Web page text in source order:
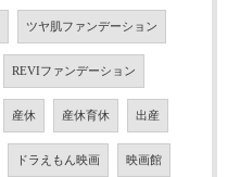
ツヤ肌ファンデーション
REVIファンデーション
産休 産休育休 出産
ドラえもん映画 映画館